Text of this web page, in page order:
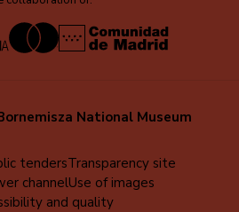
National Museum
tendersTransparency site
channelUse of images
and quality